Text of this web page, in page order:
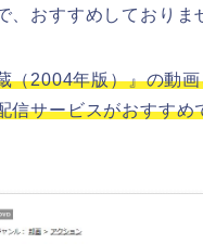
、おすすめしておりま
（2004年版）』の動
信サービスがおすすめ